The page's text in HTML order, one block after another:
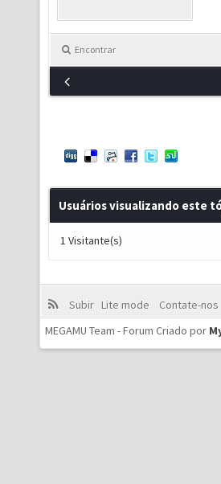
Encontrar
Usuários visualizando este
1 Visitante(s)
Subir Lite mode
Contate-nos
MEGAMU Team - Forum Criado por